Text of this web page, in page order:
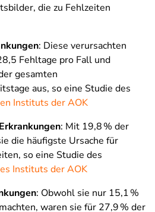
die zu Fehlzeiten
: Diese verursachten
Fehltage pro Fall und
gesamten
aus, so eine Studie des
Instituts der AOK
: Mit 19,8 % der
die häufigste Ursache für
so eine Studie des
Instituts der AOK
: Obwohl sie nur 15,1 %
waren sie für 27,9 % der